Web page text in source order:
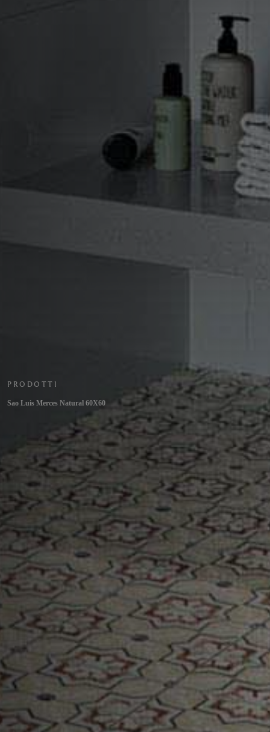
PRODOTTI
Sao Luis Merces Natural 60X60